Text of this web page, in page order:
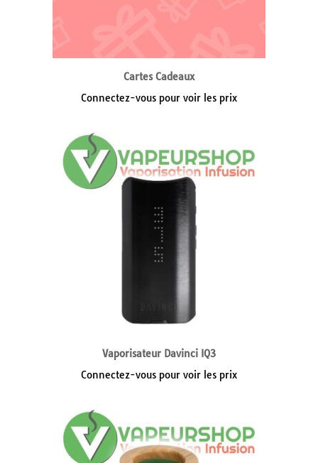
Cartes Cadeaux
Connectez-vous pour voir les prix
Vaporisateur Davinci IQ3
Connectez-vous pour voir les prix